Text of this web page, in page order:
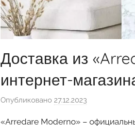
Доставка из
интернет-
Опубликовано 27.12.2023а
«Arredare Moderno» –